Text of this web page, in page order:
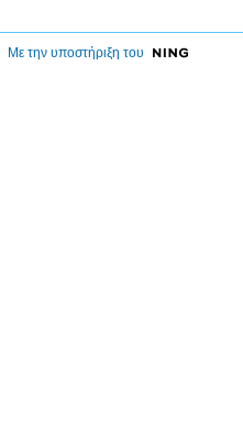
. Με την υποστήριξη του